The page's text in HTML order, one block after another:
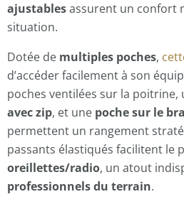
ajustablesassurent un confort
situation.
Dotée de multiples poches,
d’accéder facilement à son
poches ventilées sur la poitrine,
avec zip, et une poche sur le
permettent un rangement
passants élastiqués facilitent le
oreillettes/radio, un atout
professionnels du terrain.